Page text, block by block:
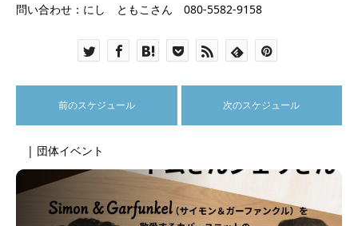
問い合わせ：にし ともこさん 080-5582-9158
前のスケジュール 次のスケジュール
| 団体イベント